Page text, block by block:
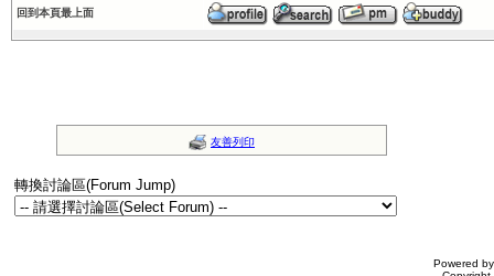
回到本頁最上面
友善列印
轉換討論區(Forum Jump)
Powered